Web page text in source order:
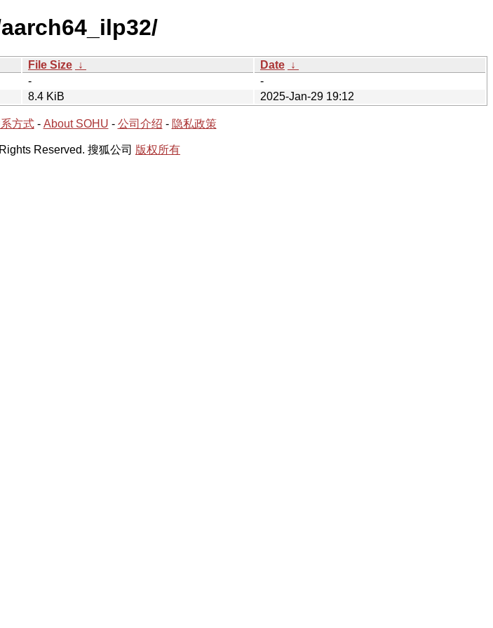
File Size ↓ Date ↓
-
-
8.4 KiB 2025-Jan-29 19:12
方式- About SOHU - 公司介绍 - 隐私政策
Reserved. 搜狐公司 版权所有